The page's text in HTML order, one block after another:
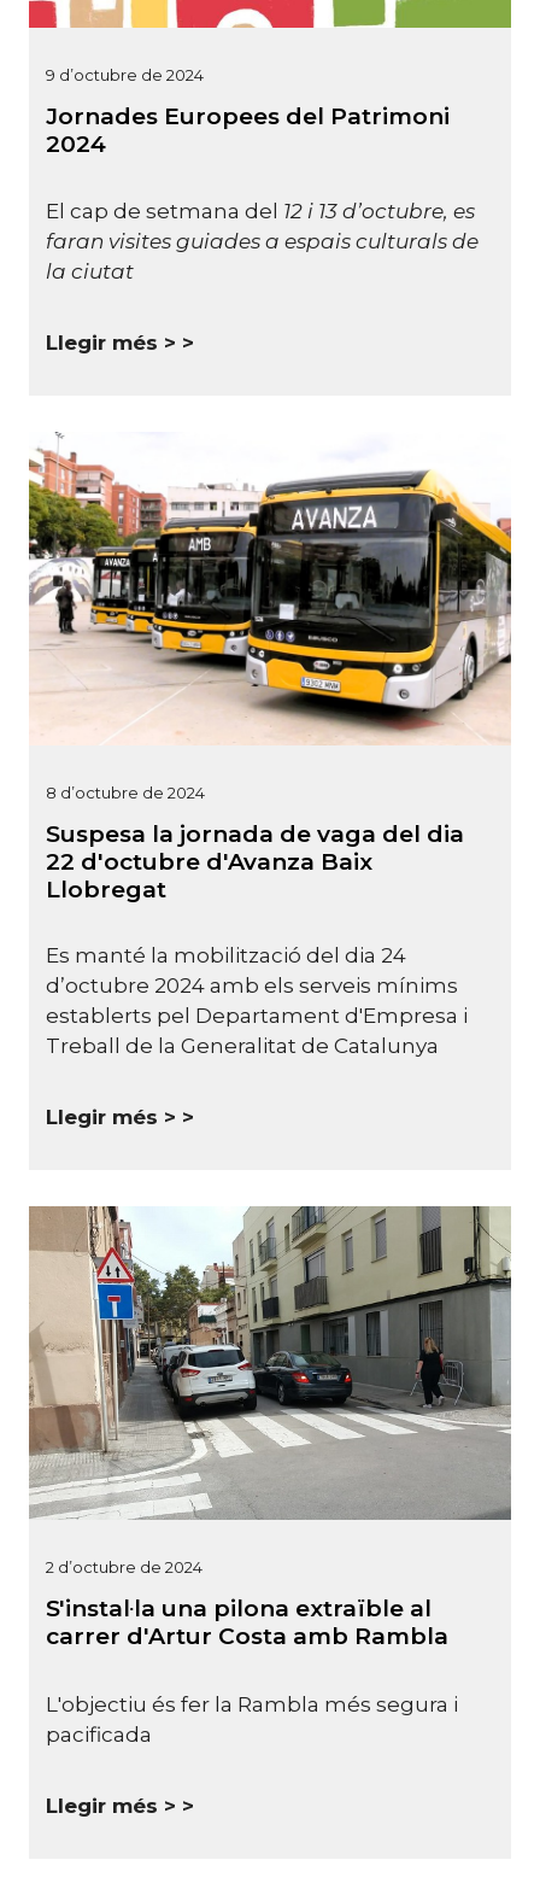
9 d’octubre de 2024
Jornades Europees del Patrimoni
2024
El cap de setmana del 12 i 13 d’octubre, es
faran visites guiades a espais culturals de
la ciutat
Llegir més >
8 d’octubre de 2024
Suspesa la jornada de vaga del dia
22 d'octubre d'Avanza Baix
Llobregat
Es manté la mobilització del dia 24
d’octubre 2024 amb els serveis mínims
establerts pel Departament d'Empresa i
Treball de la Generalitat de Catalunya
Llegir més >
2 d’octubre de 2024
S'instal·la una pilona extraïble al
carrer d'Artur Costa amb Rambla
L'objectiu és fer la Rambla més segura i
pacificada
Llegir més >